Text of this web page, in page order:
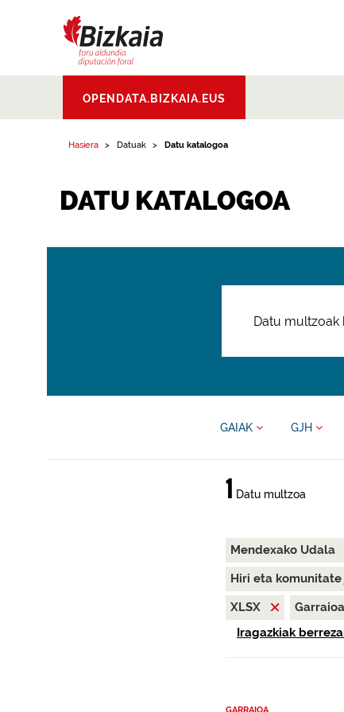
Aldundia.Diputacion
Foral de Bizkaia
OPENDATA.BIZKAIA.EUS
Hasiera Datuak Datu katalogoa
DATU KATALOGOA
GAIAK GJH
1 Datu multzoa
Mendexako Udala
Hiri eta
XLSX
Garraioa
Iragazkiak